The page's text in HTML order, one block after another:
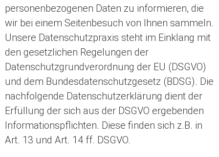
personenbezogenen Daten zu informieren, die
wir bei einem Seitenbesuch von Ihnen sammeln.
Unsere Datenschutzpraxis steht im Einklang mit
den gesetzlichen Regelungen der
Datenschutzgrundverordnung der EU (DSGVO)
und dem Bundesdatenschutzgesetz (BDSG). Die
nachfolgende Datenschutzerklärung dient der
Erfüllung der sich aus der DSGVO ergebenden
Informationspflichten. Diese finden sich z.B. in
Art. 13 und Art. 14 ff. DSGVO.